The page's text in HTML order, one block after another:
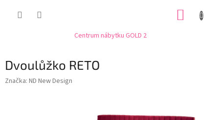
Centrum nábytku GOLD 2
Dvoulůžko RETO
Značka: ND New Design